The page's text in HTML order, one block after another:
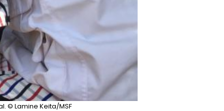
© Lamine Keita/MSF